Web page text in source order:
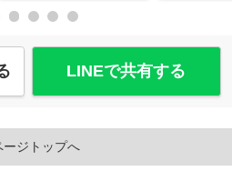
LINEで共有する
ージトップへ